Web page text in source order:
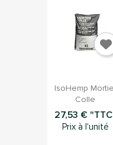
Aperçu
IsoHemp
Colle
27,53 €
Prix à l'unité